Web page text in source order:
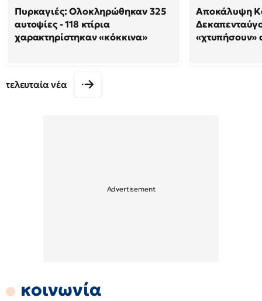
Πυρκαγιές: Ολοκληρώθηκαν 325
αυτοψίες - 118 κτίρια
χαρακτηρίστηκαν «κόκκινα»
Αποκάλυψη
«χτυπήσουν»
τελευταία νέα
κοινωνία